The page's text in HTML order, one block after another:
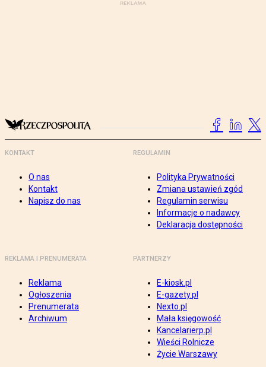
KONTAKT
O nas
Kontakt
Napisz do nas
REGULAMIN
Polityka Prywatności
Zmiana ustawień zgód
Regulamin serwisu
Informacje o nadawcy
Deklaracja dostępności
REKLAMA I PRENUMERATA
Reklama
Ogłoszenia
Prenumerata
Archiwum
PARTNERZY
E-kiosk.pl
E-gazety.pl
Nexto.pl
Mała księgowość
Kancelarierp.pl
Wieści Rolnicze
Życie Warszawy